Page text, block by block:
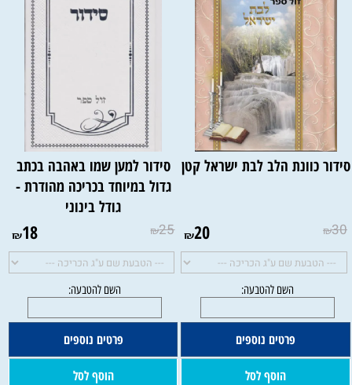
השם להטבעה:
כוונת הלב לבת ישראל קטן
₪30
₪20
פרטים נוספים
הוסף לסל
סידור למען שמו באהבה בכתב
גדול במיוחד בכריכה מהודרת -
גודל בינוני
₪25
₪18
פרטים נוספים
הוסף לסל